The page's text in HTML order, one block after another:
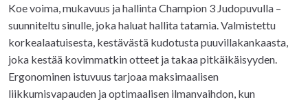
Koe voima, mukavuus ja hallinta Champion 3 Judopuvulla –
suunniteltu sinulle, joka haluat hallita tatamia. Valmistettu
korkealaatuisesta, kestävästä kudotusta puuvillakankaasta,
joka kestää kovimmatkin otteet ja takaa pitkäikäisyyden.
Ergonominen istuvuus tarjoaa maksimaalisen
liikkumisvapauden ja optimaalisen ilmanvaihdon, kun